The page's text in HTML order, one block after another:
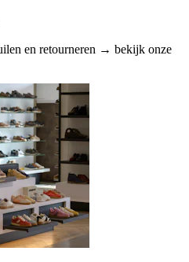
en retourneren → bekijk onze